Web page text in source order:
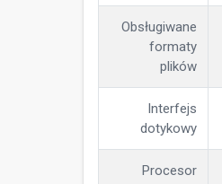
Obsługiwane
formaty
plików
Interfejs
dotykowy
Procesor